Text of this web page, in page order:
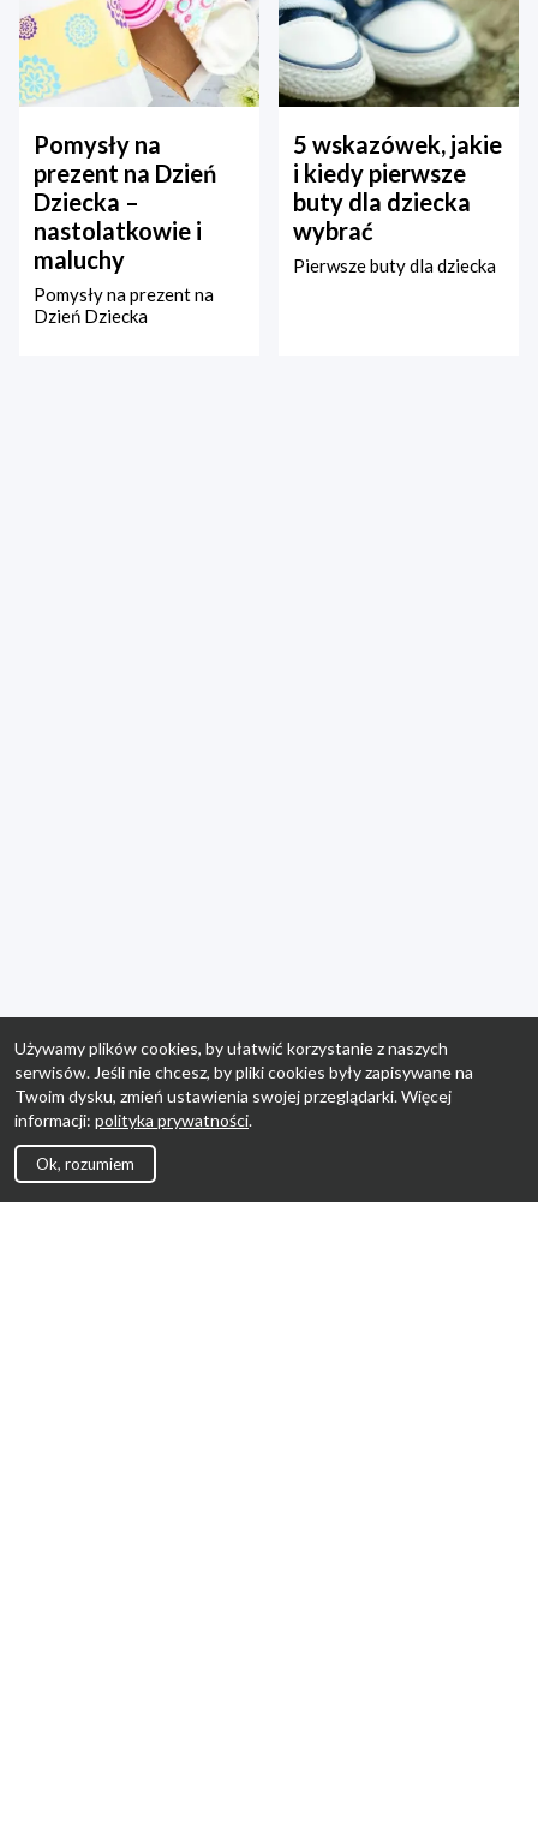
Pomysły na
prezent na Dzień
Dziecka –
nastolatkowie i
maluchy
Pomysły na prezent na
Dzień Dziecka
5 wskazówek, jakie
i kiedy pierwsze
buty dla dziecka
wybrać
Pierwsze buty dla dziecka
Używamy plików cookies, by ułatwić korzystanie z naszych
serwisów. Jeśli nie chcesz, by pliki cookies były zapisywane na
Twoim dysku, zmień ustawienia swojej przeglądarki. Więcej
informacji: polityka prywatności.
Ok, rozumiem